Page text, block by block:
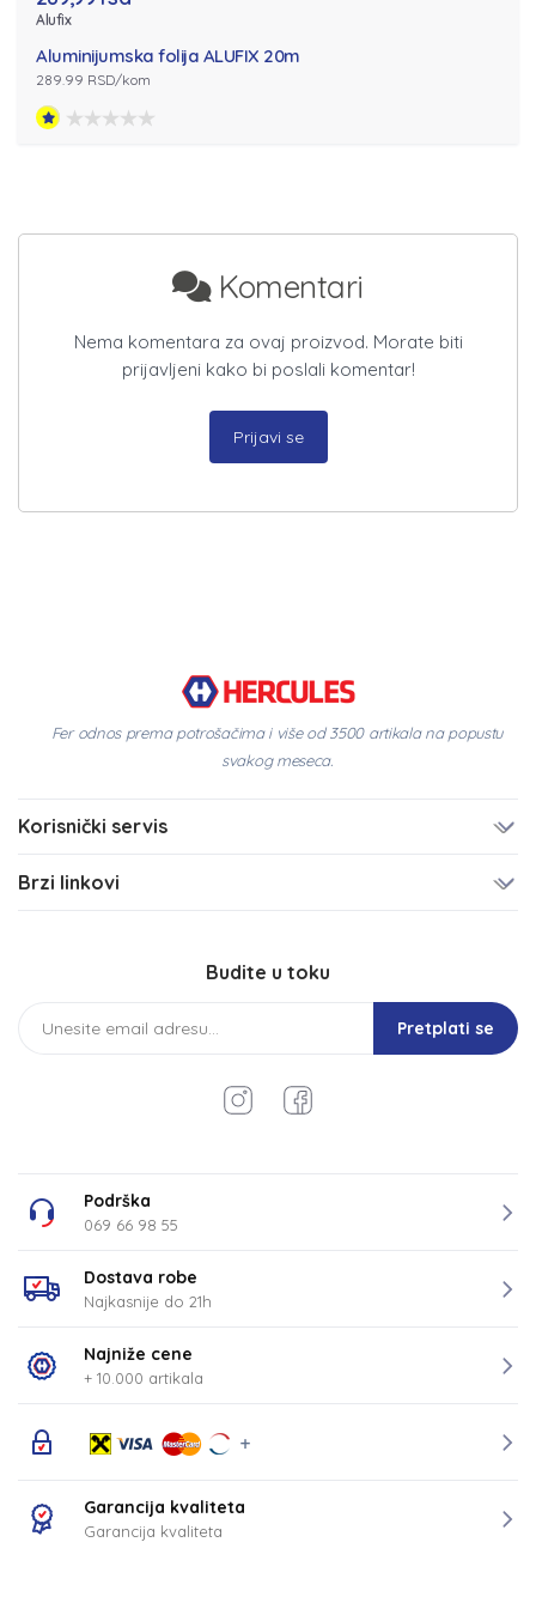
Alufix
Aluminijumska folija ALUFIX 20m
289.99 RSD/kom
Komentari
Nema komentara za ovaj proizvod. Morate biti
prijavljeni kako bi poslali komentar!
Prijavi se
Fer odnos prema potrošačima i više od 3500 artikala na popustu
svakog meseca.
Korisnički servis
Brzi linkovi
Budite u toku
Pretplati se
Podrška
069 66 98 55
Dostava robe
Najkasnije do 21h
Najniže cene
+ 10.000 artikala
Garancija kvaliteta
Garancija kvaliteta